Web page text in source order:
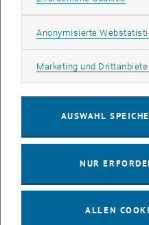
Hier werden Einblicke in die
geschraubt und programmiert.
darunter auch reine
ECER-Konferenz (<link http:
_blank>European Conference
April 2012 vor. Highlight wird
dem die Roboter der Teams
dem es wissenschaftliche
Gender der TU Wien, zeigte
Workshops begeistert über den
Anonymisierte
Marketing und
AUSWAHL
NUR
ALLEN